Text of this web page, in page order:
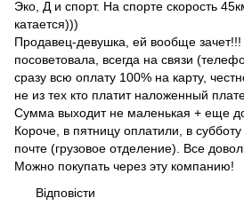
Эко, Д и спорт. На спорте скорость
катается)))
Продавец-девушка, ей вообще зачет!!!
посоветовала, всегда на связи
сразу всю оплату 100% на карту,
не из тех кто платит наложенный
Сумма выходит не маленькая + еще
Короче, в пятницу оплатили, в
почте (грузовое отделение). Все
Можно покупать через эту компанию!
Відповісти